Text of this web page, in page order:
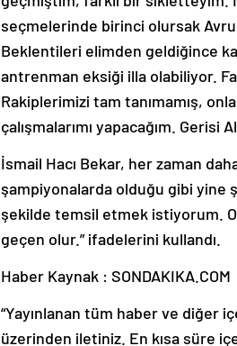
seçmelerinde birinci olursak
Beklentileri elimden geldiğince
antrenman eksiği illa olabiliyor.
Rakiplerimizi tam tanımamış,
çalışmalarımı yapacağım. Gerisi
İsmail Hacı Bekar, her zaman
şampiyonalarda olduğu gibi yine
şekilde temsil etmek istiyorum.
geçen olur.” ifadelerini kullandı.
Haber Kaynak : SONDAKIKA.COM
“Yayınlanan tüm haber ve diğer
üzerinden iletiniz. En kısa süre